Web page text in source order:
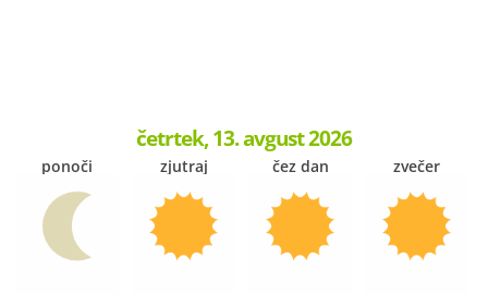
četrtek, 13. avgust 2026
ponoči zjutraj čez dan zvečer